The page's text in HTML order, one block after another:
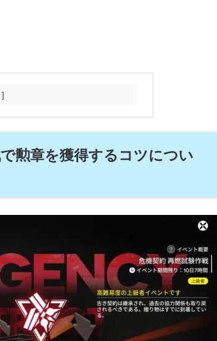
勲章を獲得するコツについ